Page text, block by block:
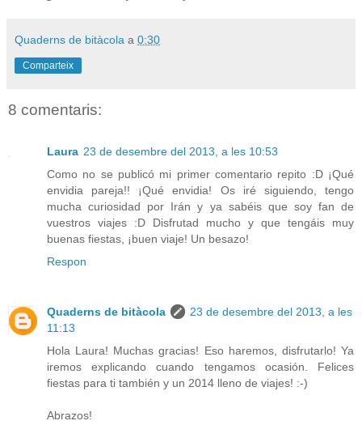
Quaderns de bitàcola a 0:30
Comparteix
8 comentaris:
Laura 23 de desembre del 2013, a les 10:53
Como no se publicó mi primer comentario repito :D ¡Qué
envidia pareja!! ¡Qué envidia! Os iré siguiendo, tengo
mucha curiosidad por Irán y ya sabéis que soy fan de
vuestros viajes :D Disfrutad mucho y que tengáis muy
buenas fiestas, ¡buen viaje! Un besazo!
Respon
Quaderns de bitàcola
23 de desembre del 2013, a les
11:13
Hola Laura! Muchas gracias! Eso haremos, disfrutarlo! Ya
iremos explicando cuando tengamos ocasión. Felices
fiestas para ti también y un 2014 lleno de viajes! :-)
Abrazos!